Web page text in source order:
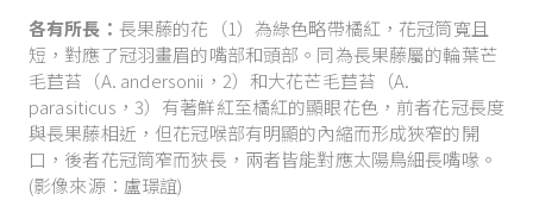
各有所長： 長果藤的花（1）為綠色略帶橘紅，花冠筒寬且
短，對應了冠羽畫眉的嘴部和頭部。同為長果藤屬的輪葉芒
毛苣苔（A. andersonii，2）和大花芒毛苣苔（A.
parasiticus，3）有著鮮紅至橘紅的顯眼花色，前者花冠長度
與長果藤相近，但花冠喉部有明顯的內縮而形成狹窄的開
口，後者花冠筒窄而狹長，兩者皆能對應太陽鳥細長嘴喙。
(影像來源：盧璟誼)